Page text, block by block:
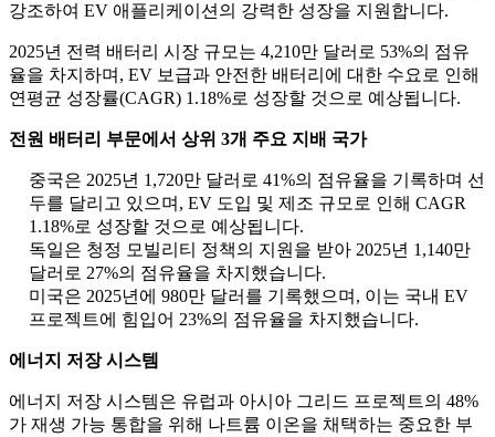
강조하여 EV 애플리케이션의 강력한 성장을 지원합니다.
2025년 전력 배터리 시장 규모는 4,210만 달러로 53%의 점유
율을 차지하며, EV 보급과 안전한 배터리에 대한 수요로 인해
연평균 성장률(CAGR) 1.18%로 성장할 것으로 예상됩니다.
전원 배터리 부문에서 상위 3개 주요 지배 국가
중국은 2025년 1,720만 달러로 41%의 점유율을 기록하며 선
두를 달리고 있으며, EV 도입 및 제조 규모로 인해 CAGR
1.18%로 성장할 것으로 예상됩니다.
독일은 청정 모빌리티 정책의 지원을 받아 2025년 1,140만
달러로 27%의 점유율을 차지했습니다.
미국은 2025년에 980만 달러를 기록했으며, 이는 국내 EV
프로젝트에 힘입어 23%의 점유율을 차지했습니다.
에너지 저장 시스템
에너지 저장 시스템은 유럽과 아시아 그리드 프로젝트의 48%
가 재생 가능 통합을 위해 나트륨 이온을 채택하는 중요한 부